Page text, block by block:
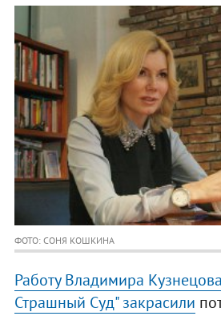
ФОТО: СОНЯ КОШКИНА
Работу Владимира
Страшный Суд" закрасили